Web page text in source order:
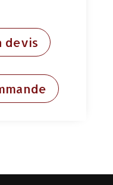
devis